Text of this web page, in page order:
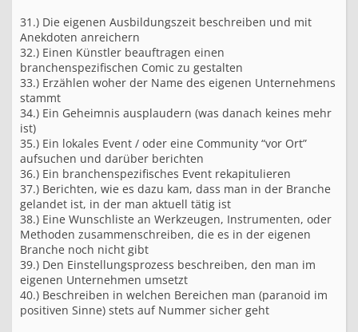
31.) Die eigenen Ausbildungszeit beschreiben und mit
Anekdoten anreichern
32.) Einen Künstler beauftragen einen
branchenspezifischen Comic zu gestalten
33.) Erzählen woher der Name des eigenen Unternehmens
stammt
34.) Ein Geheimnis ausplaudern (was danach keines mehr
ist)
35.) Ein lokales Event / oder eine Community “vor Ort”
aufsuchen und darüber berichten
36.) Ein branchenspezifisches Event rekapitulieren
37.) Berichten, wie es dazu kam, dass man in der Branche
gelandet ist, in der man aktuell tätig ist
38.) Eine Wunschliste an Werkzeugen, Instrumenten, oder
Methoden zusammenschreiben, die es in der eigenen
Branche noch nicht gibt
39.) Den Einstellungsprozess beschreiben, den man im
eigenen Unternehmen umsetzt
40.) Beschreiben in welchen Bereichen man (paranoid im
positiven Sinne) stets auf Nummer sicher geht